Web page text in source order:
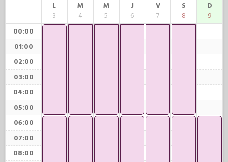
L
3
M
4
M
5
J
6
V
7
S
8
D
9
00:00
01:00
02:00
03:00
04:00
05:00
06:00
07:00
08:00